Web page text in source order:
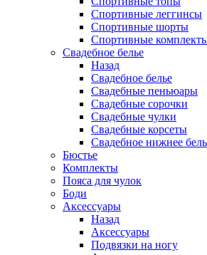
Спортивные леггинсы
Спортивные шорты
Спортивные
Свадебное белье
Назад
Свадебное белье
Свадебные пеньюары
Свадебные сорочки
Свадебные чулки
Свадебные корсеты
Свадебное нижнее
Бюстье
Комплекты
Пояса для чулок
Боди
Аксессуары
Назад
Аксессуары
Подвязки на ногу